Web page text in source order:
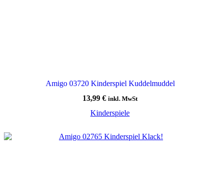
Amigo 03720 Kinderspiel Kuddelmuddel
13,99 € inkl. MwSt
Kinderspiele